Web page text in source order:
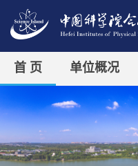
首 页 单位概况